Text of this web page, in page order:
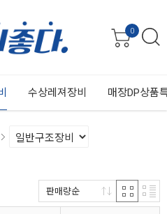
0
수상레져장비 매장DP상품
판매량순